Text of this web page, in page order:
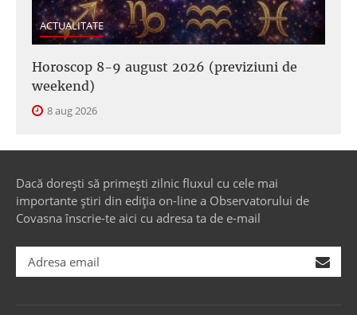
ACTUALITATE
Horoscop 8-9 august 2026 (previziuni de
weekend)
8 aug 2026
Dacă dorești să primești zilnic fluxul cu cele mai
importante știri din ediția on-line a Observatorului de
Covasna înscrie-te aici cu adresa ta de e-mail